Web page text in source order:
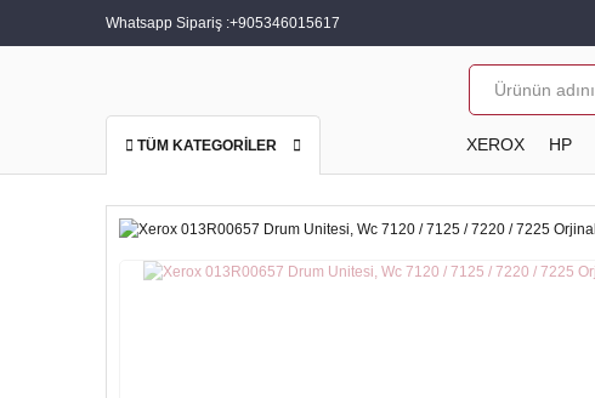
Whatsapp Sipariş :+905346015617
TÜM KATEGORİLER XEROX HP